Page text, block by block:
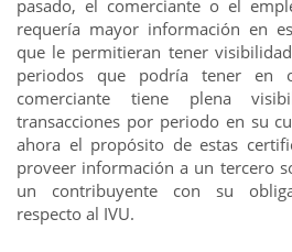
pasado, el comerciante o el
requería mayor información en
que le permitieran tener
periodos que podría tener en
comerciante tiene plena
transacciones por periodo en su
ahora el propósito de estas
proveer información a un tercero
un contribuyente con su
respecto al IVU.